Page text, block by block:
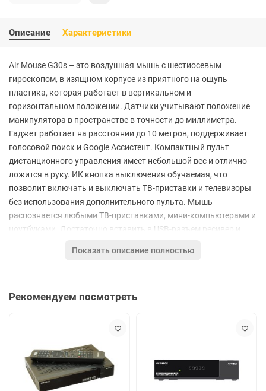
Описание Характеристики
Air Mouse G30s – это воздушная мышь с шестиосевым
гироскопом, в изящном корпусе из приятного на ощупь
пластика, которая работает в вертикальном и
горизонтальном положении. Датчики учитывают положение
манипулятора в пространстве в точности до миллиметра.
Гаджет работает на расстоянии до 10 метров, поддерживает
голосовой поиск и Google Ассистент. Компактный пульт
дистанционного управления имеет небольшой вес и отлично
ложится в руку. ИК кнопка выключения обучаемая, что
позволит включать и выключать ТВ-приставки и телевизоры
без использования дополнительного пульта. Мышь
распознается любыми ТВ-приставками, мини-компьютерами и
ноутбуками. Достаточно вставить в USB-разъем ресивер и
подходит для большинства современных ТВ-приставок.
Google и популярных онлайновых сервисах.
Управление Android приставки будет выполняться в виде
управления дистанционной указкой. Для начала работы не
требуется устанавливать дополнительное ПО. Источник
Показать описание полностью
Рекомендуем посмотреть